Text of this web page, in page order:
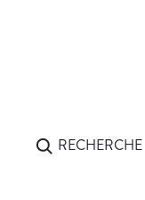
RECHERCHE